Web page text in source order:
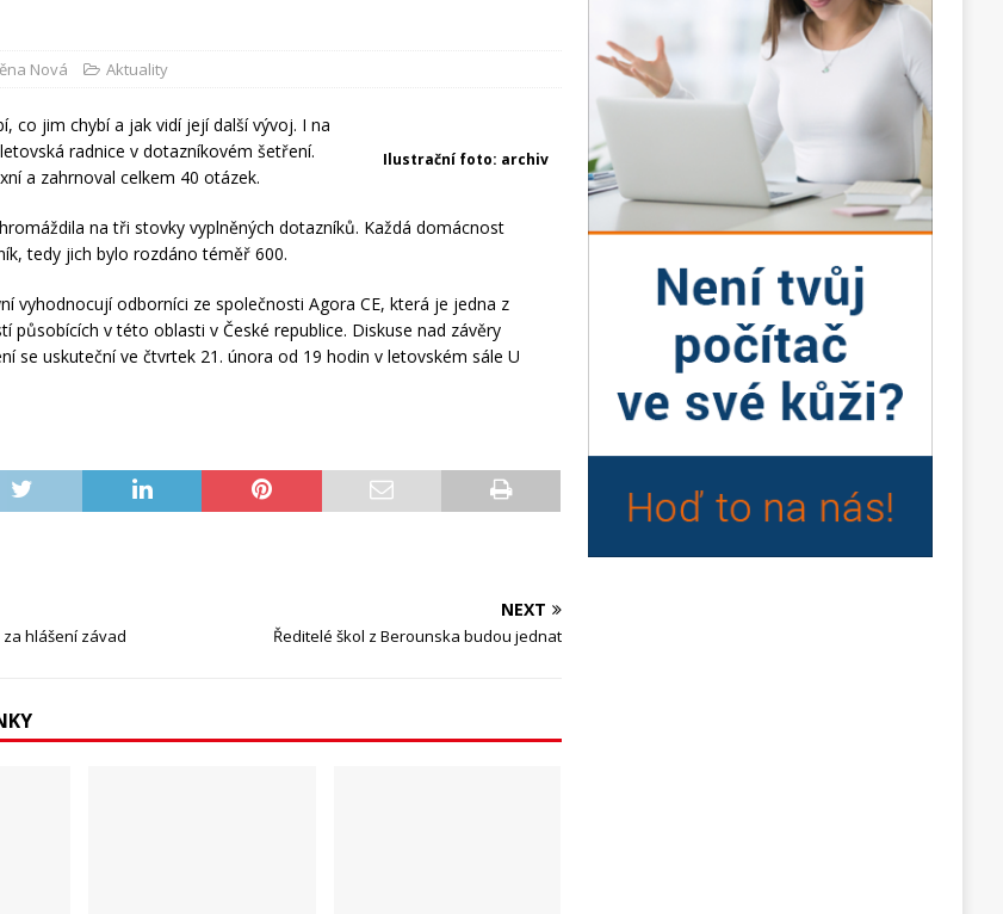
Nová Aktuality
Ilustrační foto: archiv
co jim chybí a jak vidí její další vývoj. I na
radnice v dotazníkovém šetření.
a zahrnoval celkem 40 otázek.
na tři stovky vyplněných dotazníků. Každá domácnost
tedy jich bylo rozdáno téměř 600.
vyhodnocují odborníci ze společnosti Agora CE, která je jedna z
působících v této oblasti v České republice. Diskuse nad závěry
se uskuteční ve čtvrtek 21. února od 19 hodin v letovském sále U
hlášení závad
NEXT
Ředitelé škol z Berounska budou jednat